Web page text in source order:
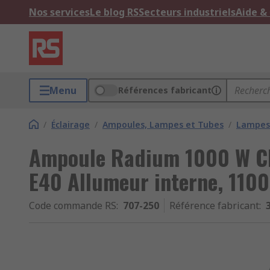
Nos servicesLe blog RSSecteurs industrielsAide
Menu Références fabricant
/ Éclairage / Ampoules, Lampes et Tubes /
Ampoule Radium 1000 W
E40 Allumeur interne,
Code commande RS: 707-250 Référence fabricant: